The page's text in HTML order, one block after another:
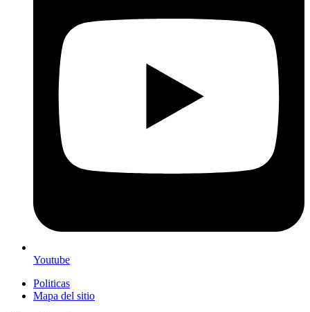
Youtube
Politicas
Mapa del sitio